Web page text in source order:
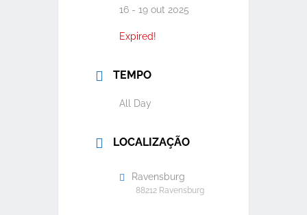
16 - 19 out 2025
Expired!
TEMPO
All Day
LOCALIZAÇÃO
Ravensburg
88212 Ravensburg